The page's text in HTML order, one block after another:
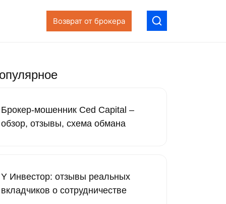
Возврат от брокера
Брокер-мошенник Ced Capital –
обзор, отзывы, схема обмана
Y Инвестор: отзывы реальных
вкладчиков о сотрудничестве